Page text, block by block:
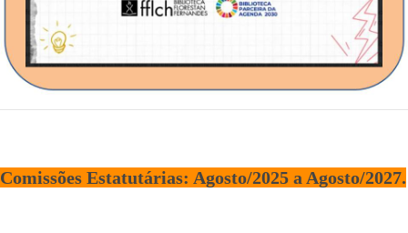
Comissões Estatutárias: Agosto/2025 a Agosto/2027.